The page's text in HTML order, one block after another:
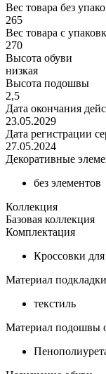
Вес товара без
265
Вес товара с
270
Высота обуви
низкая
Высота подошвы
2,5
Дата окончания
23.05.2029
Дата регистрации
27.05.2024
Декоративные
без элементов
Коллекция
Базовая коллекция
Комплектация
Кроссовки
Материал подкладки
текстиль
Материал подошвы